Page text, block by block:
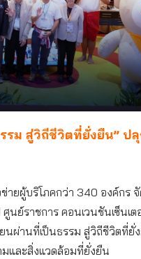
รม สู่วิถีชีวิตที่ยั่งยืน” ป
ายผู้บริโภคกว่า 340 องค์กร
นย์ราชการ คอนเวนชันเซ็นเต
นผ่านที่เป็นธรรม สู่วิถีชีวิตที่ยั่
และสิ่งแวดล้อมที่ยั่งยืน